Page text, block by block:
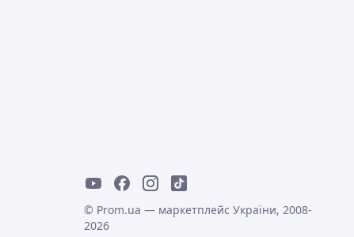
© Prom.ua — маркетплейс України, 2008-
2026